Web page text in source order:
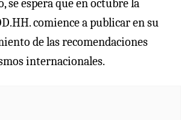
se espera que en octubre la
comience a publicar en su
de las recomendaciones
internacionales.